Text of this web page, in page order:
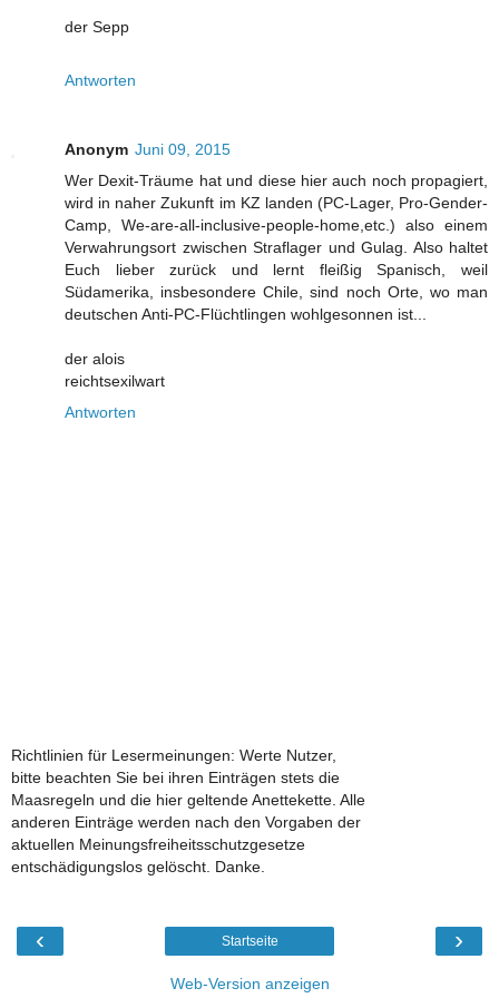
der Sepp
Antworten
Anonym Juni 09, 2015
Wer Dexit-Träume hat und diese hier auch noch propagiert,
wird in naher Zukunft im KZ landen (PC-Lager, Pro-Gender-
Camp, We-are-all-inclusive-people-home,etc.) also einem
Verwahrungsort zwischen Straflager und Gulag. Also haltet
Euch lieber zurück und lernt fleißig Spanisch, weil
Südamerika, insbesondere Chile, sind noch Orte, wo man
deutschen Anti-PC-Flüchtlingen wohlgesonnen ist...
der alois
reichtsexilwart
Antworten
Richtlinien für Lesermeinungen: Werte Nutzer,
bitte beachten Sie bei ihren Einträgen stets die
Maasregeln und die hier geltende Anettekette. Alle
anderen Einträge werden nach den Vorgaben der
aktuellen Meinungsfreiheitsschutzgesetze
entschädigungslos gelöscht. Danke.
‹ ›
Startseite
Web-Version anzeigen